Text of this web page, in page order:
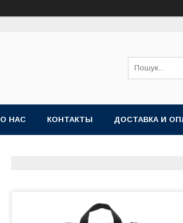
О НАС КОНТАКТЫ ДОСТАВКА И